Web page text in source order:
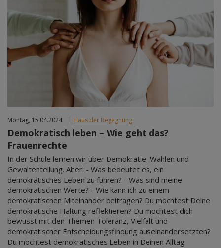
Montag, 15.04.2024 | Haus der Begegnung
Demokratisch leben – Wie geht das?
Frauenrechte
In der Schule lernen wir über Demokratie, Wahlen und
Gewaltenteilung. Aber: - Was bedeutet es, ein
demokratisches Leben zu führen? - Was sind meine
demokratischen Werte? - Wie kann ich zu einem
demokratischen Miteinander beitragen? Du möchtest Deine
demokratische Haltung reflektieren? Du möchtest dich
bewusst mit den Themen Toleranz, Vielfalt und
demokratischer Entscheidungsfindung auseinandersetzten?
Du möchtest demokratisches Leben in Deinen Alltag